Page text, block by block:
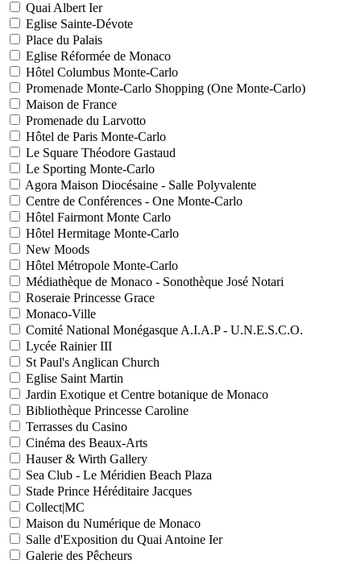
Quai Albert Ier
Eglise Sainte-Dévote
Place du Palais
Eglise Réformée de Monaco
Hôtel Columbus Monte-Carlo
Promenade Monte-Carlo Shopping (One Monte-Carlo)
Maison de France
Promenade du Larvotto
Hôtel de Paris Monte-Carlo
Le Square Théodore Gastaud
Le Sporting Monte-Carlo
Agora Maison Diocésaine - Salle Polyvalente
Centre de Conférences - One Monte-Carlo
Hôtel Fairmont Monte Carlo
Hôtel Hermitage Monte-Carlo
New Moods
Hôtel Métropole Monte-Carlo
Médiathèque de Monaco - Sonothèque José Notari
Roseraie Princesse Grace
Monaco-Ville
Comité National Monégasque A.I.A.P - U.N.E.S.C.O.
Lycée Rainier III
St Paul's Anglican Church
Eglise Saint Martin
Jardin Exotique et Centre botanique de Monaco
Bibliothèque Princesse Caroline
Terrasses du Casino
Cinéma des Beaux-Arts
Hauser & Wirth Gallery
Sea Club - Le Méridien Beach Plaza
Stade Prince Héréditaire Jacques
Collect|MC
Maison du Numérique de Monaco
Salle d'Exposition du Quai Antoine Ier
Galerie des Pêcheurs